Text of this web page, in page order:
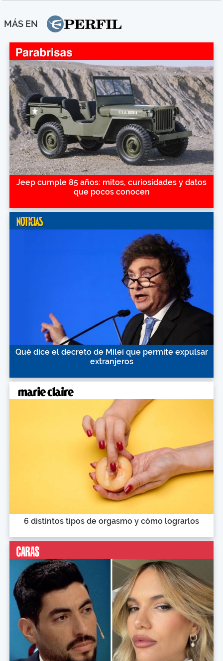
MÁS EN
Jeep cumple 85 años: mitos, curiosidades y datos
que pocos conocen
Qué dice el decreto de Milei que permite expulsar
extranjeros
6 distintos tipos de orgasmo y cómo lograrlos